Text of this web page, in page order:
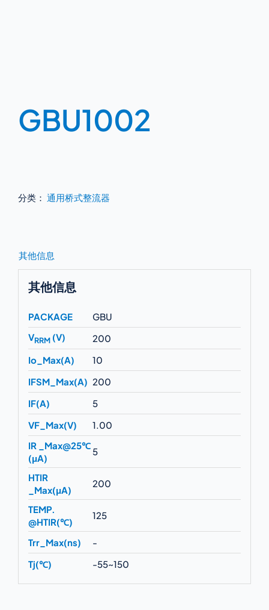
GBU1002
分类： 通用桥式整流器
其他信息
其他信息
PACKAGE
GBU
VRRM(V)
200
Io_Max(A)
10
IFSM_Max(A) 200
IF(A)
5
VF_Max(V)
1.00
IR _Max@25℃
(μA)
5
HTIR
_Max(μA)
200
TEMP.
@HTIR(℃)
125
Trr_Max(ns)
-
Tj(℃)
-55~150